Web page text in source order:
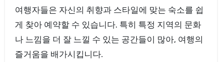
여행자들은 자신의 취향과 스타일에 맞는 숙소를 쉽
게 찾아 예약할 수 있습니다. 특히 특정 지역의 문화
나 느낌을 더 잘 느낄 수 있는 공간들이 많아, 여행의
즐거움을 배가시킵니다.